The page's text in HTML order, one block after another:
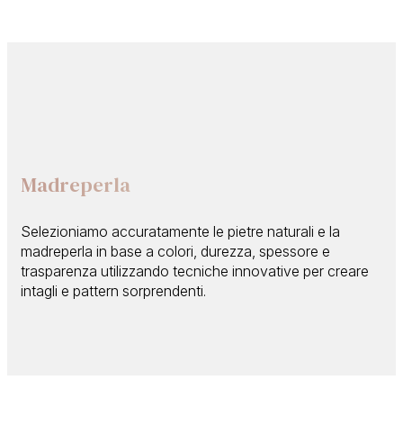
Madreperla
Selezioniamo accuratamente le pietre naturali e la
madreperla in base a colori, durezza, spessore e
trasparenza utilizzando tecniche innovative per creare
intagli e pattern sorprendenti.